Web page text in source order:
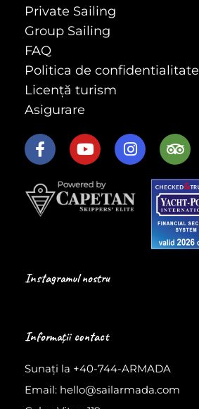
Private Sailing
Group Sailing
FAQ
Politica de confidentialitate
Licență turism
Asigurare
Instagramul nostru
Informații contact
Sunați la +40-744-ARMADA
Email: hello@sailarmada.com